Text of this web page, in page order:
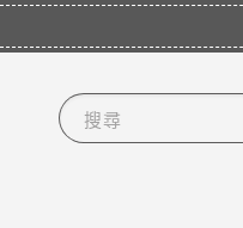
搜尋